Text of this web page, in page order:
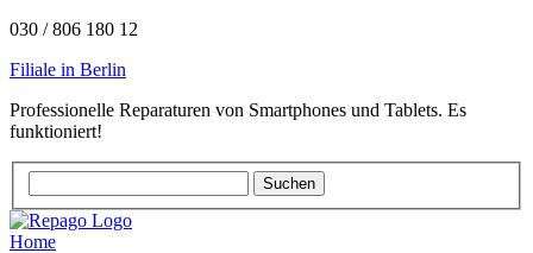
030 / 806 180 12
Filiale in Berlin
Professionelle Reparaturen von Smartphones und Tablets. Es
funktioniert!
Home